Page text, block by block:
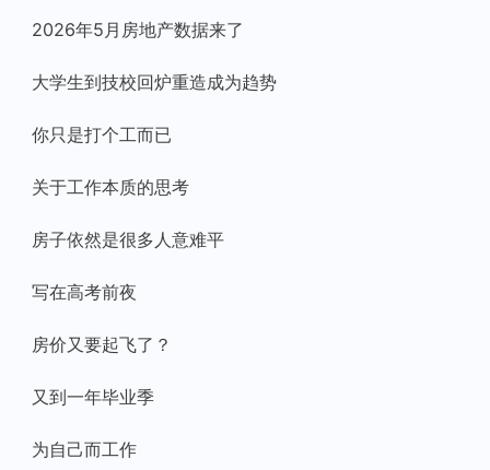
2026年5月房地产数据来了
大学生到技校回炉重造成为趋势
你只是打个工而已
关于工作本质的思考
房子依然是很多人意难平
写在高考前夜
房价又要起飞了？
又到一年毕业季
为自己而工作